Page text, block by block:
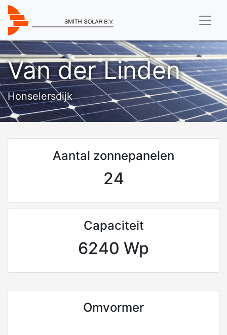
Van der Linden
Honselersdijk
Aantal zonnepanelen
24
Capaciteit
6240 Wp
Omvormer